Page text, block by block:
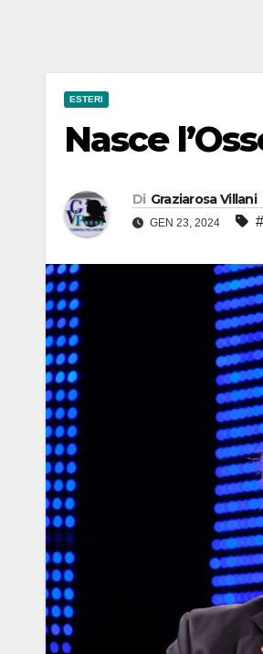
ESTERI
Nasce
Di Graziarosa Villani
GEN 23, 2024